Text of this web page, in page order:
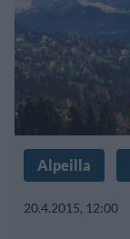
Alpeilla
20.4.2015, 12:00